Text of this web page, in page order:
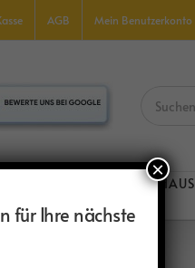
AGB Mein Benutzerkonto
nach:
FERIENHAUS
für Ihre nächste
×